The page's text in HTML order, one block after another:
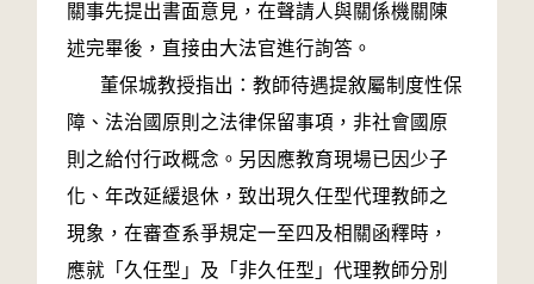
關事先提出書面意見，在聲請人與關係機關陳
述完畢後，直接由大法官進行詢答。
董保城教授指出：教師待遇提敘屬制度性保
障、法治國原則之法律保留事項，非社會國原
則之給付行政概念。另因應教育現場已因少子
化、年改延緩退休，致出現久任型代理教師之
現象，在審查系爭規定一至四及相關函釋時，
應就「久任型」及「非久任型」代理教師分別